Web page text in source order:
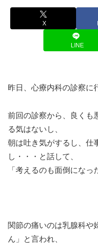
X
LINE
昨日、心療内科の診察に
前回の診察から、良くも
る気はないし、
朝は吐き気がするし、仕
し・・・と話して、
「考えるのも面倒になっ
関節の痛いのは乳腺科や
ん」と言われ、